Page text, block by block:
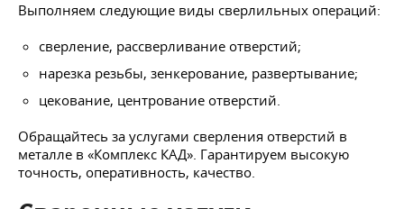
Выполняем следующие виды сверлильных операций:
сверление, рассверливание отверстий;
нарезка резьбы, зенкерование, развертывание;
цекование, центрование отверстий.
Обращайтесь за услугами сверления отверстий в
металле в «Комплекс КАД». Гарантируем высокую
точность, оперативность, качество.